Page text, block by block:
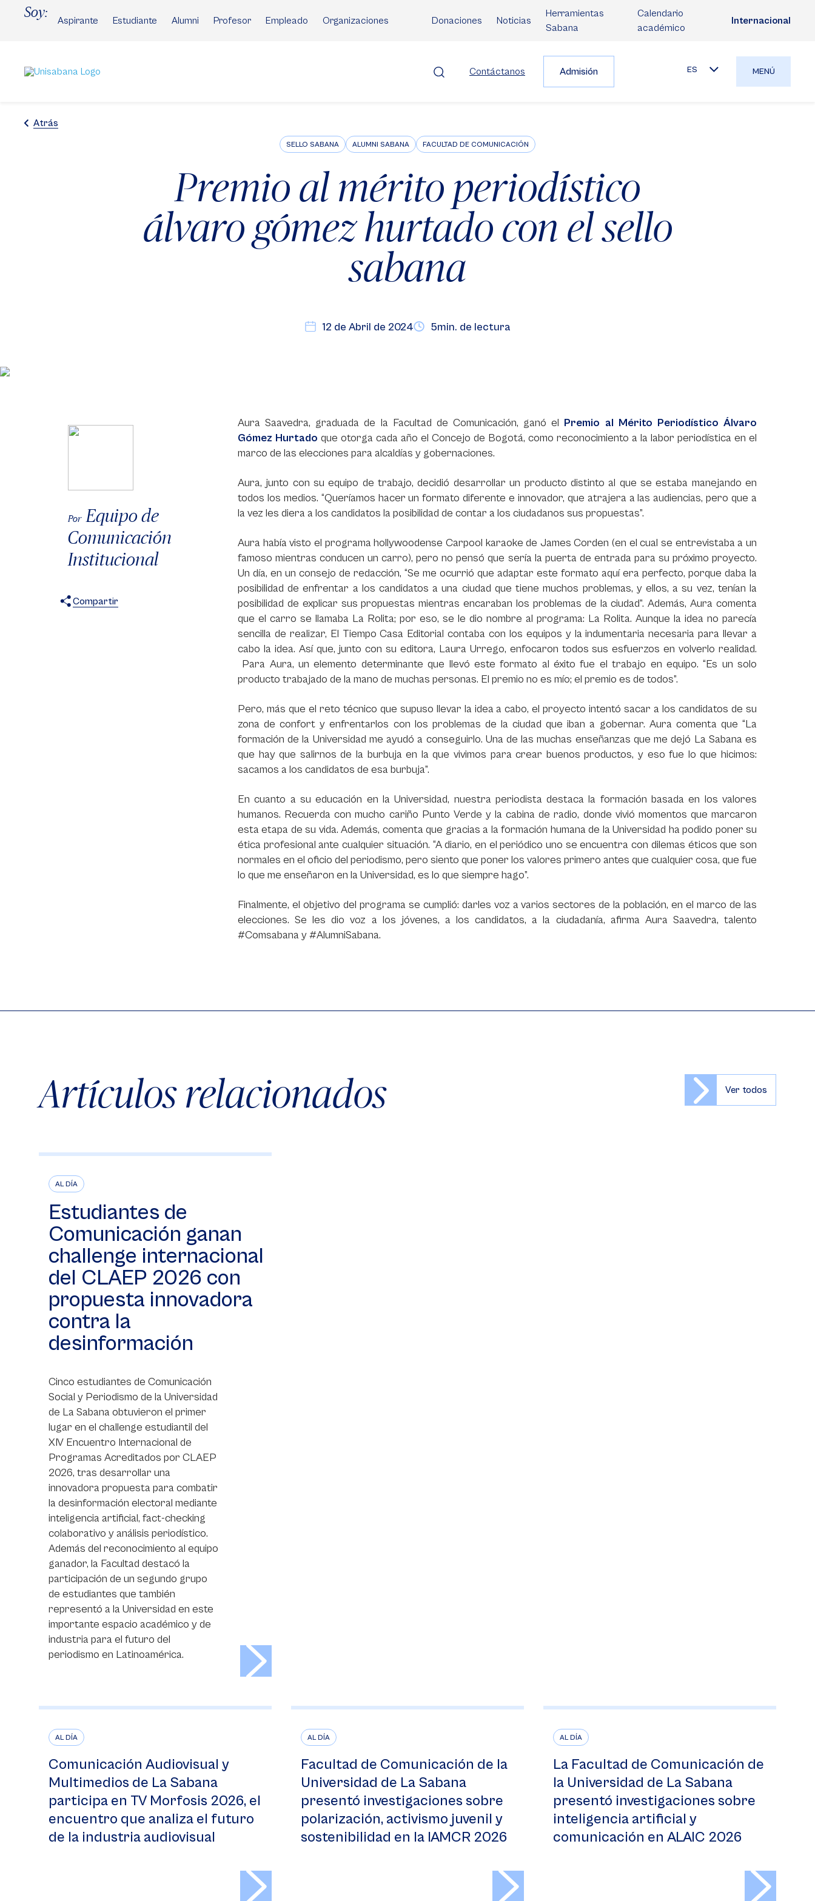
Soy:
Aspirante Estudiante Alumni Profesor Empleado Organizaciones Donaciones Noticias
Herramientas
Sabana
Calendario
académico
Internacional
Contáctanos Admisión ES MENÚ
Atrás
SELLO SABANA ALUMNI SABANA FACULTAD DE COMUNICACIÓN
Premio al mérito periodístico
álvaro gómez hurtado con el sello
sabana
12 de Abril de 2024 5min. de lectura
Por Equipo de
Comunicación
Institucional
Compartir
Aura Saavedra, graduada de la Facultad de Comunicación, ganó el Premio al Mérito Periodístico Álvaro
Gómez Hurtado que otorga cada año el Concejo de Bogotá, como reconocimiento a la labor periodística en el
marco de las elecciones para alcaldías y gobernaciones.
Aura, junto con su equipo de trabajo, decidió desarrollar un producto distinto al que se estaba manejando en
todos los medios. “Queríamos hacer un formato diferente e innovador, que atrajera a las audiencias, pero que a
la vez les diera a los candidatos la posibilidad de contar a los ciudadanos sus propuestas”.
Aura había visto el programa hollywoodense Carpool karaoke de James Corden (en el cual se entrevistaba a un
famoso mientras conducen un carro), pero no pensó que sería la puerta de entrada para su próximo proyecto.
Un día, en un consejo de redacción, “Se me ocurrió que adaptar este formato aquí era perfecto, porque daba la
posibilidad de enfrentar a los candidatos a una ciudad que tiene muchos problemas, y ellos, a su vez, tenían la
posibilidad de explicar sus propuestas mientras encaraban los problemas de la ciudad”. Además, Aura comenta
que el carro se llamaba La Rolita; por eso, se le dio nombre al programa: La Rolita. Aunque la idea no parecía
sencilla de realizar, El Tiempo Casa Editorial contaba con los equipos y la indumentaria necesaria para llevar a
cabo la idea. Así que, junto con su editora, Laura Urrego, enfocaron todos sus esfuerzos en volverlo realidad.
Para Aura, un elemento determinante que llevó este formato al éxito fue el trabajo en equipo. “Es un solo
producto trabajado de la mano de muchas personas. El premio no es mío; el premio es de todos”.
Pero, más que el reto técnico que supuso llevar la idea a cabo, el proyecto intentó sacar a los candidatos de su
zona de confort y enfrentarlos con los problemas de la ciudad que iban a gobernar. Aura comenta que “La
formación de la Universidad me ayudó a conseguirlo. Una de las muchas enseñanzas que me dejó La Sabana es
que hay que salirnos de la burbuja en la que vivimos para crear buenos productos, y eso fue lo que hicimos:
sacamos a los candidatos de esa burbuja”.
En cuanto a su educación en la Universidad, nuestra periodista destaca la formación basada en los valores
humanos. Recuerda con mucho cariño Punto Verde y la cabina de radio, donde vivió momentos que marcaron
esta etapa de su vida. Además, comenta que gracias a la formación humana de la Universidad ha podido poner su
ética profesional ante cualquier situación. “A diario, en el periódico uno se encuentra con dilemas éticos que son
normales en el oficio del periodismo, pero siento que poner los valores primero antes que cualquier cosa, que fue
lo que me enseñaron en la Universidad, es lo que siempre hago”.
Finalmente, el objetivo del programa se cumplió: darles voz a varios sectores de la población, en el marco de las
elecciones. Se les dio voz a los jóvenes, a los candidatos, a la ciudadanía, afirma Aura Saavedra, talento
#Comsabana y #AlumniSabana.
Artículos relacionados Ver todos
AL DÍA
Estudiantes de
Comunicación ganan
challenge internacional
del CLAEP 2026 con
propuesta innovadora
contra la
desinformación
Cinco estudiantes de Comunicación
Social y Periodismo de la Universidad
de La Sabana obtuvieron el primer
lugar en el challenge estudiantil del
XIV Encuentro Internacional de
Programas Acreditados por CLAEP
2026, tras desarrollar una
innovadora propuesta para combatir
la desinformación electoral mediante
inteligencia artificial, fact-checking
colaborativo y análisis periodístico.
Además del reconocimiento al equipo
ganador, la Facultad destacó la
participación de un segundo grupo
de estudiantes que también
representó a la Universidad en este
importante espacio académico y de
industria para el futuro del
periodismo en Latinoamérica.
AL DÍA
Comunicación Audiovisual y
Multimedios de La Sabana
participa en TV Morfosis 2026, el
encuentro que analiza el futuro
de la industria audiovisual
AL DÍA
Facultad de Comunicación de la
Universidad de La Sabana
presentó investigaciones sobre
polarización, activismo juvenil y
sostenibilidad en la IAMCR 2026
AL DÍA
La Facultad de Comunicación de
la Universidad de La Sabana
presentó investigaciones sobre
inteligencia artificial y
comunicación en ALAIC 2026